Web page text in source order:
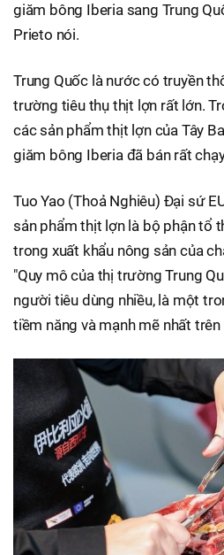
giăm bông Iberia sang Trung
Prieto nói.
Trung Quốc là nước có truyền
trường tiêu thụ thịt lợn rất lớn.
các sản phẩm thịt lợn của Tây
giăm bông Iberia đã bán rất
Tuo Yao (Thoả Nghiêu) Đại sứ
sản phẩm thịt lợn là bộ phận tổ
trong xuất khẩu nông sản của
"Quy mô của thị trường Trung
người tiêu dùng nhiều, là một
tiềm năng và mạnh mẽ nhất trên